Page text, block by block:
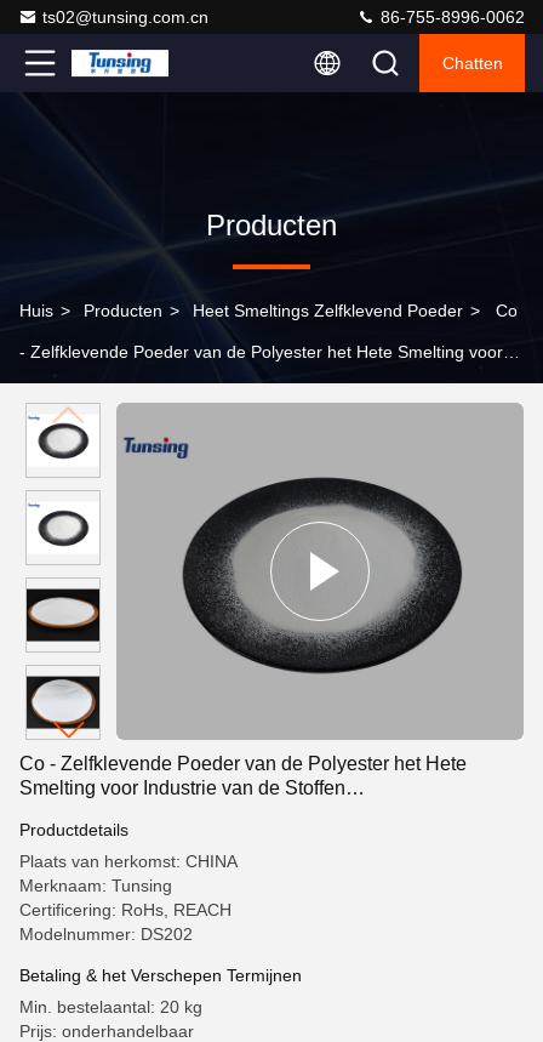
ts02@tunsing.com.cn 86-755-8996-0062
Chatten
Producten
Huis > Producten > Heet Smeltings Zelfklevend Poeder > Co
- Zelfklevende Poeder van de Polyester het Hete Smelting voor
Co - Zelfklevende Poeder van de Polyester het Hete
Smelting voor Industrie van de Stoffen
Productdetails
Plaats van herkomst: CHINA
Merknaam: Tunsing
Certificering: RoHs, REACH
Modelnummer: DS202
Betaling & het Verschepen Termijnen
Min. bestelaantal: 20 kg
Prijs: onderhandelbaar